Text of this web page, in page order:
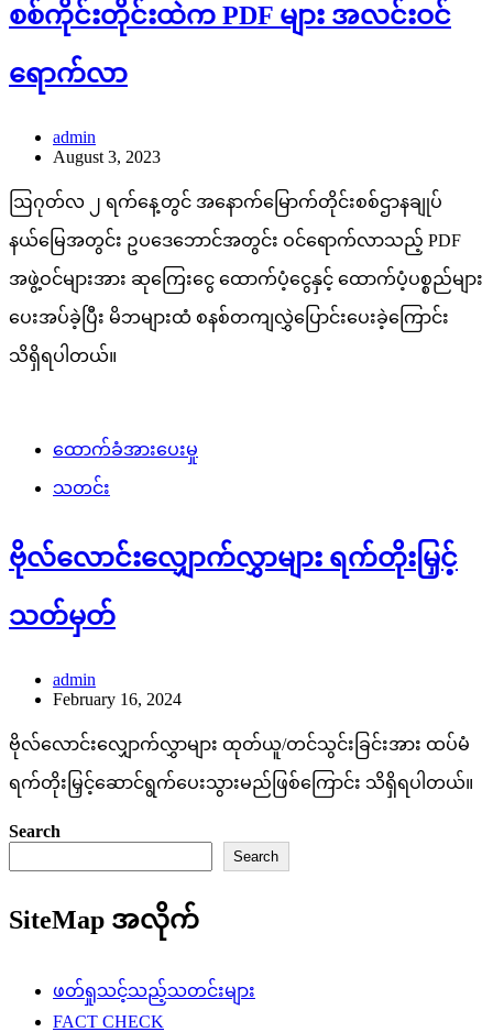
စစ်ကိုင်းတိုင်းထဲက PDF များ အလင်းဝင်
ရောက်လာ
admin
August 3, 2023
ဩဂုတ်လ ၂ ရက်နေ့တွင် အနောက်မြောက်တိုင်းစစ်ဌာနချုပ်
နယ်မြေအတွင်း ဥပဒေဘောင်အတွင်း ဝင်ရောက်လာသည့် PDF
အဖွဲ့ဝင်များအား ဆုကြေးငွေ ထောက်ပံ့ငွေနှင့် ထောက်ပံ့ပစ္စည်များ
ပေးအပ်ခဲ့ပြီး မိဘများထံ စနစ်တကျလွှဲပြောင်းပေးခဲ့ကြောင်း
သိရှိရပါတယ်။
ထောက်ခံအားပေးမှု
သတင်း
ဗိုလ်လောင်းလျှောက်လွှာများ ရက်တိုးမြှင့်
သတ်မှတ်
admin
February 16, 2024
ဗိုလ်လောင်းလျှောက်လွှာများ ထုတ်ယူ/တင်သွင်းခြင်းအား ထပ်မံ
ရက်တိုးမြှင့်ဆောင်ရွက်ပေးသွားမည်ဖြစ်ကြောင်း သိရှိရပါတယ်။
Search
Search
SiteMap အလိုက်
ဖတ်ရှုသင့်သည့်သတင်းများ
FACT CHECK